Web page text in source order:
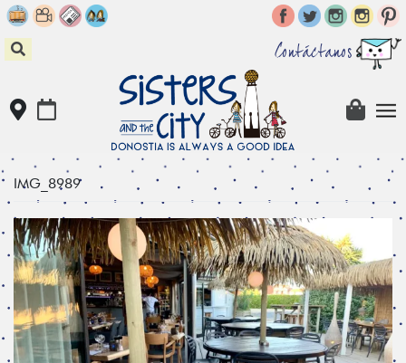
Skip
to
content
Contáctanos
IMG_8989